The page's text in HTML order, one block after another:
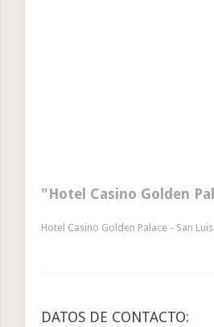
Hotel Casino Golden
Hotel Casino Golden Palace - San Luis
DATOS DE CONTACTO: